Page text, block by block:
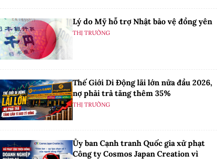
Lý do Mỹ hỗ trợ Nhật bảo vệ đồng yên
THỊ TRƯỜNG
Thế Giới Di Động lãi lớn nửa đầu 2026,
nợ phải trả tăng thêm 35%
THỊ TRƯỜNG
Ủy ban Cạnh tranh Quốc gia xử phạt
Công ty Cosmos Japan Creation vì